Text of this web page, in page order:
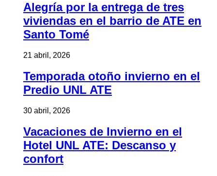
Alegría por la entrega de tres
viviendas en el barrio de ATE en
Santo Tomé
21 abril, 2026
Temporada otoño invierno en el
Predio UNL ATE
30 abril, 2026
Vacaciones de Invierno en el
Hotel UNL ATE: Descanso y
confort